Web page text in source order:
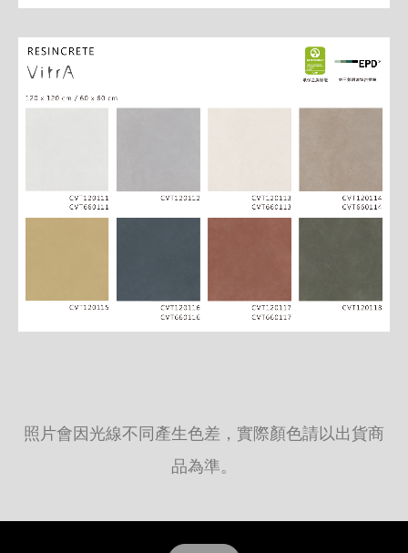
照片會因光線不同產生色差，實際顏色請以出貨商
品為準。